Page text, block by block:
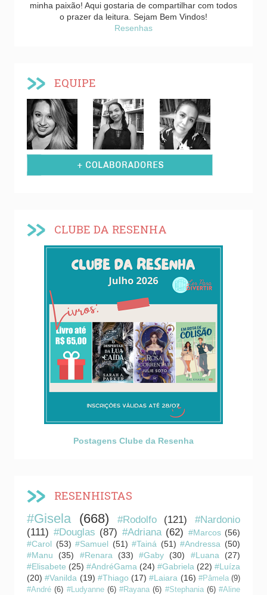
minha paixão! Aqui gostaria de compartilhar com todos
o prazer da leitura. Sejam Bem Vindos!
Resenhas
EQUIPE
CLUBE DA RESENHA
Postagens Clube da Resenha
RESENHISTAS
#Gisela (668) #Rodolfo (121)
#Nardonio
(111) #Douglas (87) #Adriana (62) #Marcos (56)
#Carol (53) #Samuel (51) #Tainá (51) #Andressa (50)
#Manu
(35) #Renara (33) #Gaby (30) #Luana
(27)
#Elisabete (25) #AndréGama (24) #Gabriela (22) #Luíza
(20) #Vanilda (19) #Thiago (17) #Laiara (16) #Pâmela (9)
#André (6) #Ludyanne (6) #Rayana (6) #Stephania (6) #Aline